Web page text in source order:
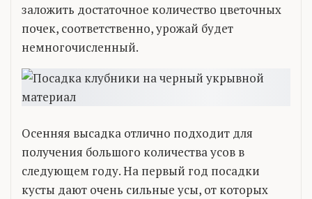
заложить достаточное количество цветочных
почек, соответственно, урожай будет
немногочисленный.
Осенняя высадка отлично подходит для
получения большого количества усов в
следующем году. На первый год посадки
кусты дают очень сильные усы, от которых